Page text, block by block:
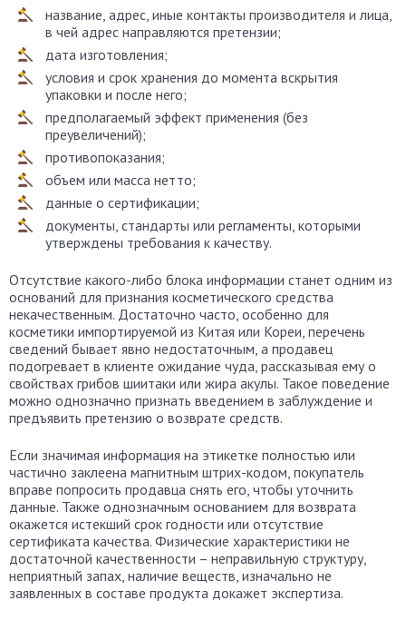
название, адрес, иные контакты производителя и лица,
в чей адрес направляются претензии;
дата изготовления;
условия и срок хранения до момента вскрытия
упаковки и после него;
предполагаемый эффект применения (без
преувеличений);
противопоказания;
объем или масса нетто;
данные о сертификации;
документы, стандарты или регламенты, которыми
утверждены требования к качеству.
Отсутствие какого-либо блока информации станет одним из
оснований для признания косметического средства
некачественным. Достаточно часто, особенно для
косметики импортируемой из Китая или Кореи, перечень
сведений бывает явно недостаточным, а продавец
подогревает в клиенте ожидание чуда, рассказывая ему о
свойствах грибов шиитаки или жира акулы. Такое поведение
можно однозначно признать введением в заблуждение и
предъявить претензию о возврате средств.
Если значимая информация на этикетке полностью или
частично заклеена магнитным штрих-кодом, покупатель
вправе попросить продавца снять его, чтобы уточнить
данные. Также однозначным основанием для возврата
окажется истекший срок годности или отсутствие
сертификата качества. Физические характеристики не
достаточной качественности – неправильную структуру,
неприятный запах, наличие веществ, изначально не
заявленных в составе продукта докажет экспертиза.